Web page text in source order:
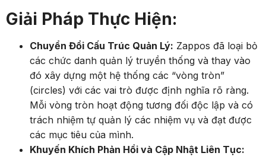
Giải Pháp Thực Hiện:
Chuyển Đổi Cấu Trúc Quản Lý: Zappos đã loại bỏ
các chức danh quản lý truyền thống và thay vào
đó xây dựng một hệ thống các “vòng tròn”
(circles) với các vai trò được định nghĩa rõ ràng.
Mỗi vòng tròn hoạt động tương đối độc lập và có
trách nhiệm tự quản lý các nhiệm vụ và đạt được
các mục tiêu của mình.
Khuyến Khích Phản Hồi và Cập Nhật Liên Tục: